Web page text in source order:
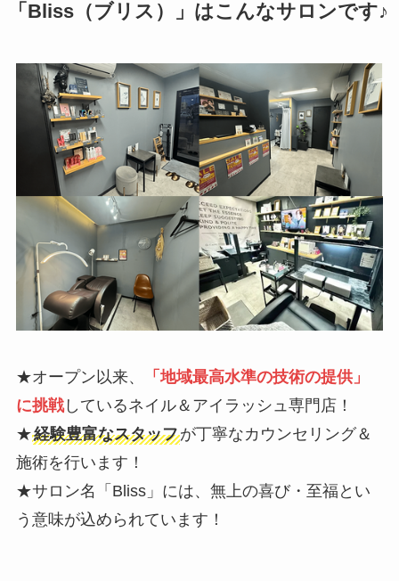
「Bliss（ブリス）」はこんなサロンです♪
★オープン以来、
「地域最高水準の技術の提供」
に挑戦しているネイル＆アイラッシュ専門店！
★経験豊富なスタッフが丁寧なカウンセリング＆
施術を行います！
★サロン名「Bliss」には、無上の喜び・至福とい
う意味が込められています！